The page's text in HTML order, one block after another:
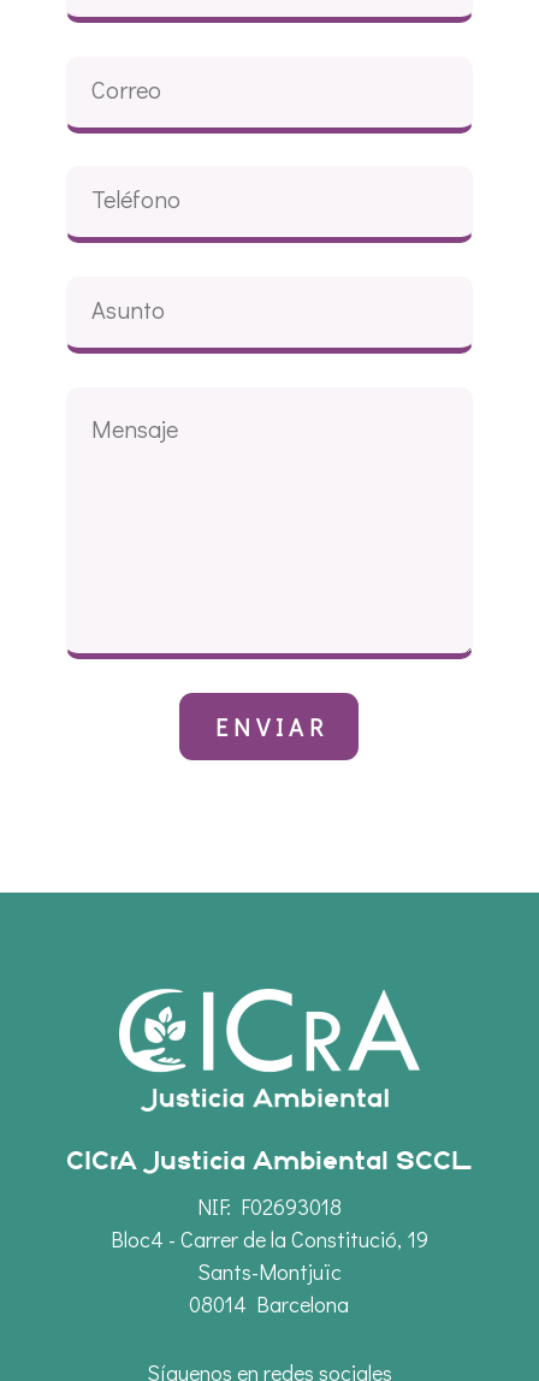
CICrA Justicia Ambiental SCCL
NIF: F02693018
Bloc4 - Carrer de la Constitució, 19
Sants-Montjuïc
08014 Barcelona
Síguenos en redes sociales